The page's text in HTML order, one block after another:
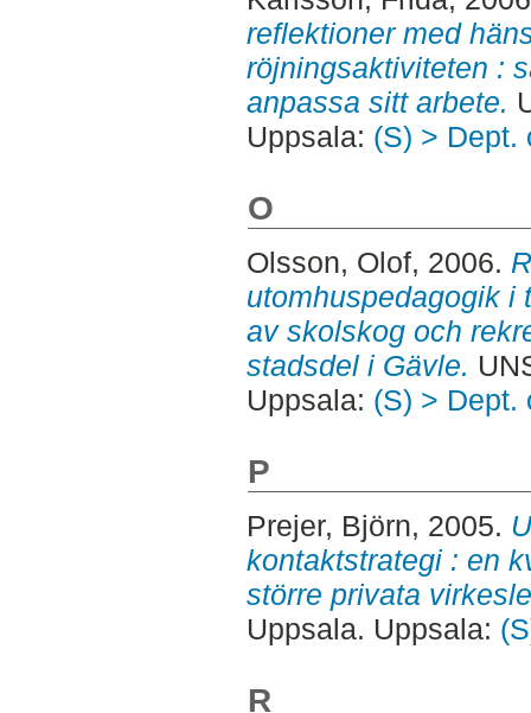
reflektioner med
röjningsaktiviteten :
anpassa sitt arbete.
Uppsala: (S) > Dept.
O
Olsson, Olof, 2006.
utomhuspedagogik i
av skolskog och
stadsdel i Gävle.
Uppsala: (S) > Dept.
P
Prejer, Björn, 2005.
kontaktstrategi : en
större privata
Uppsala. Uppsala:
R